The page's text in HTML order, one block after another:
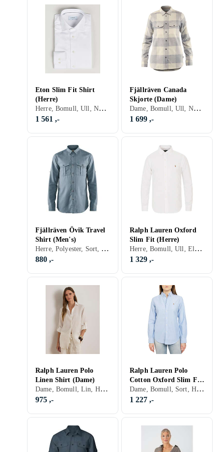
Eton Slim Fit Shirt
(Herre)
Herre, Bomull, Ull, Nylon/Polyamid, Sateng, Flanell, Lin, Viskose/acetate/modal/rayon (ytterskall), Denim, Lyocell, Cord, Sort, Hvit, Grå, Brun, Blå, Rød, Gul, Oransje, Grønn, Beige, Rosa, Lilla, Blomstrete, Stripete, Rutete, Paislymønster
1 561 ,-
Fjällräven Canada
Skjorte (Dame)
Dame, Bomull, Ull, Nylon/Polyamid, Polyester, Akryl, Flanell, Sort, Hvit, Grå, Brun, Blå, Rød, Oransje, Grønn, Beige, Stripete, Rutete
1 699 ,-
Fjällräven Övik Travel
Shirt (Men's)
Herre, Polyester, Sort, Hvit, Grå, Blå, Rød, Grønn, Beige, Rosa
880 ,-
Ralph Lauren Oxford
Slim Fit (Herre)
Herre, Bomull, Ull, Elastan/Spandex/Lycra, Mesh, Flanell, Lin, Denim, Cord, Chambray, Sort, Hvit, Grå, Turkis, Brun, Blå, Rød, Gul, Oransje, Grønn, Beige, Rosa, Lilla, Khaki, Logo
1 329 ,-
Ralph Lauren Polo
Linen Shirt (Dame)
Dame, Bomull, Lin, Hvit, Blå, Grønn, Beige, Rosa, Lilla, Stripete
975 ,-
Ralph Lauren Polo
Cotton Oxford Slim Fit
Shirt (Dame)
Dame, Bomull, Sort, Hvit, Blå, Beige, Rosa, Lilla, Stripete
1 227 ,-